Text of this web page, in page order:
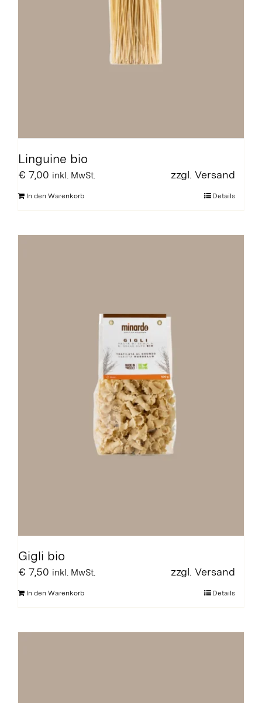
Linguine bio
€ 7,00 inkl. MwSt. zzgl. Versand
In den Warenkorb Details
Gigli bio
€ 7,50 inkl. MwSt. zzgl. Versand
In den Warenkorb Details